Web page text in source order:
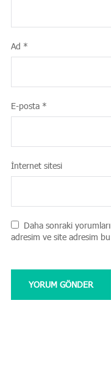
Ad *
E-posta *
İnternet sitesi
Daha sonraki
adresim ve site adresim bu